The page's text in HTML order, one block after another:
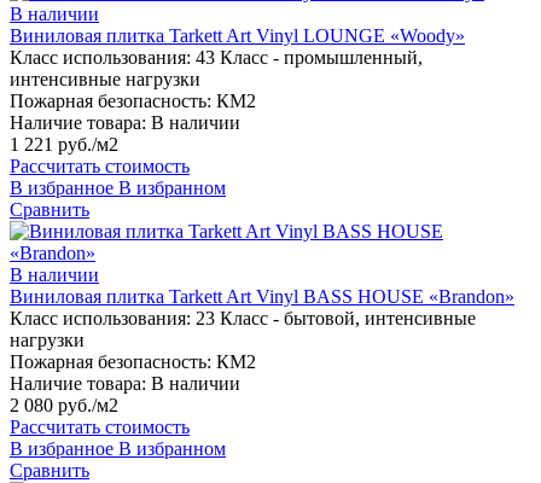
В наличии
Виниловая плитка Tarkett Art Vinyl LOUNGE «Woody»
Класс использования: 43 Класс - промышленный,
интенсивные нагрузки
Пожарная безопасность: КМ2
Наличие товара: В наличии
1 221 руб./м2
Рассчитать стоимость
В избранное В избранном
Сравнить
В наличии
Виниловая плитка Tarkett Art Vinyl BASS HOUSE «Brandon»
Класс использования: 23 Класс - бытовой, интенсивные
нагрузки
Пожарная безопасность: КМ2
Наличие товара: В наличии
2 080 руб./м2
Рассчитать стоимость
В избранное В избранном
Сравнить